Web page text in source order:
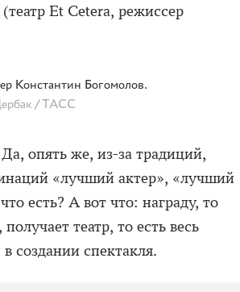
Et Cetera, режиссер
Константин Богомолов.
/ ТАСС
опять же, из-за традиций,
«лучший актер», «лучший
есть? А вот что: награду, то
театр, то есть весь
создании спектакля.